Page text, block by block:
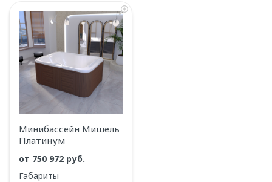
Минибассейн Мишель
Платинум
от 750 972 руб.
Габариты